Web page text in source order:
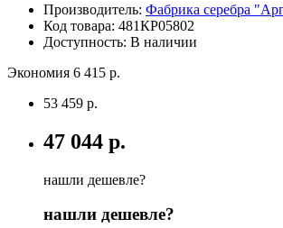
Производитель: Фабрика серебра
Код товара: 481КР05802
Доступность: В наличии
Экономия 6 415 р.
53 459 р.
47 044 р.
нашли дешевле?
нашли дешевле?